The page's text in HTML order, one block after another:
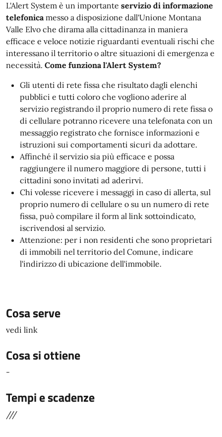
L'Alert System è un importante servizio di informazione
telefonicamesso a disposizione dall'Unione Montana
Valle Elvo che dirama alla cittadinanza in maniera
efficace e veloce notizie riguardanti eventuali rischi che
interessano il territorio o altre situazioni di emergenza e
necessità. Come funziona l'Alert System?
Gli utenti di rete fissa che risultato dagli elenchi
pubblici e tutti coloro che vogliono aderire al
servizio registrando il proprio numero di rete fissa o
di cellulare potranno ricevere una telefonata con un
messaggio registrato che fornisce informazioni e
istruzioni sui comportamenti sicuri da adottare.
Affinché il servizio sia più efficace e possa
raggiungere il numero maggiore di persone, tutti i
cittadini sono invitati ad aderirvi.
Chi volesse ricevere i messaggi in caso di allerta, sul
proprio numero di cellulare o su un numero di rete
fissa, può compilare il form al link sottoindicato,
iscrivendosi al servizio.
Attenzione: per i non residenti che sono proprietari
di immobili nel territorio del Comune, indicare
l'indirizzo di ubicazione dell'immobile.
Cosa serve
vedi link
Cosa si ottiene
-
Tempi e scadenze
///